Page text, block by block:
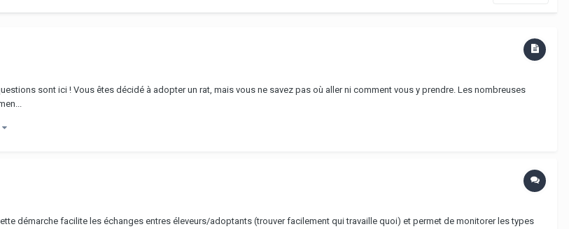
sont ici ! Vous êtes décidé à adopter un rat, mais vous ne savez pas où aller ni comment vous y prendre. Les nombreuses
démarche facilite les échanges entres éleveurs/adoptants (trouver facilement qui travaille quoi) et permet de monitorer les types